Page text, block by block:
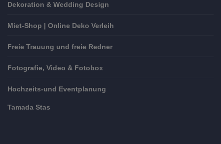
Dekoration & Wedding Design
Miet-Shop | Online Deko Verleih
Freie Trauung und freie Redner
Fotografie, Video & Fotobox
Hochzeits-und Eventplanung
Tamada Stas